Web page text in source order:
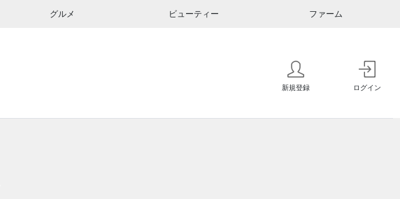
グルメ ビューティー ファーム
新規登録 ログイン